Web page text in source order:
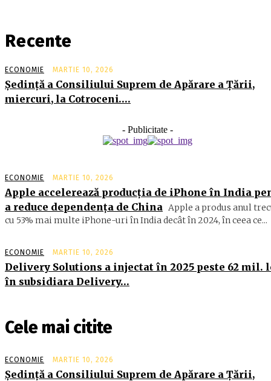
Recente
ECONOMIE MARTIE 10, 2026
Şedinţă a Consiliului Suprem de Apărare a Ţării,
miercuri, la Cotroceni….
- Publicitate -
ECONOMIE MARTIE 10, 2026
Apple accelerează producția de iPhone în India
a reduce dependența de China Apple a produs anul
cu 53% mai multe iPhone-uri în India decât în 2024, în ceea ce...
ECONOMIE MARTIE 10, 2026
Delivery Solutions a injectat în 2025 peste 62 mil.
în subsidiara Delivery…
Cele mai citite
ECONOMIE MARTIE 10, 2026
Şedinţă a Consiliului Suprem de Apărare a Ţării,